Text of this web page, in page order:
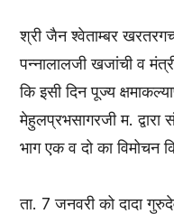
श्री जैन श्वेताम्बर
पन्नालालजी खजांची व
कि इसी दिन पूज्य
मेहुलप्रभसागरजी म. द्वारा
भाग एक व दो का विमोचन
ता. 7 जनवरी को दादा